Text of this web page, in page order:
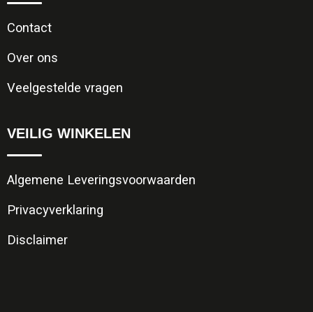
Contact
Over ons
Veelgestelde vragen
VEILIG WINKELEN
Algemene Leveringsvoorwaarden
Privacyverklaring
Disclaimer